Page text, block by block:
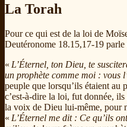
La Torah
Pour ce qui est de la loi de
Deutéronome 18.15,17-19
« L’Éternel, ton Dieu, te
un prophète comme moi : vous
peuple que lorsqu’ils étaient au
c’est-à-dire la loi, fut donnée,
la voix de Dieu lui-même, pour
« L’Éternel me dit : Ce qu’ils